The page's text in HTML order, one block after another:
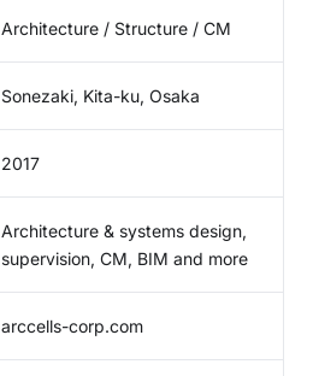
Architecture / Structure / CM
Sonezaki, Kita-ku, Osaka
2017
Architecture & systems design,
supervision, CM, BIM and more
arccells-corp.com